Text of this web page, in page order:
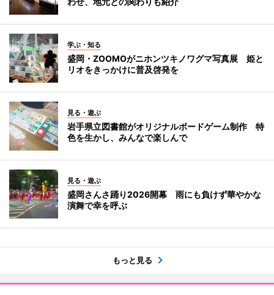
学ぶ・知る
盛岡・ZOOMOがニホンツキノワグマ写真展 姫と
リオをきっかけに普及啓発を
見る・遊ぶ
岩手県立図書館がオリジナルボードゲーム制作 特
色を生かし、みんなで楽しんで
見る・遊ぶ
盛岡さんさ踊り2026開幕 雨にも負けず華やかな
演舞で幸を呼ぶ
もっと見る